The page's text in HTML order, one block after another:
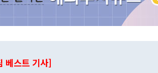
베스트 기사]